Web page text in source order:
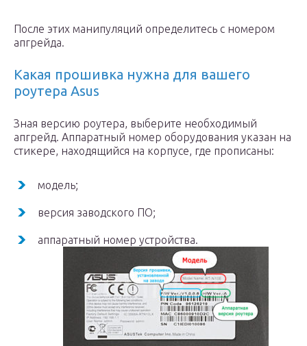
После этих манипуляций определитесь с номером
апгрейда.
Какая прошивка нужна для вашего
роутера Asus
Зная версию роутера, выберите необходимый
апгрейд. Аппаратный номер оборудования указан на
стикере, находящийся на корпусе, где прописаны:
модель;
версия заводского ПО;
аппаратный номер устройства.